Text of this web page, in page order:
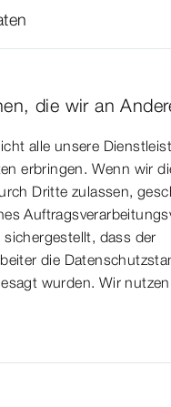
die wir an
alle unsere
erbringen. Wenn wir
Dritte zulassen,
dass der
die
wurden. Wir